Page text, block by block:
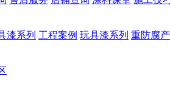
漆系列 工程案例 玩具漆系列 重防腐